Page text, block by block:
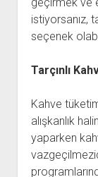
istiyorsanız,
seçenek
Tarçınlı
Kahve
alışkanlık
yaparken